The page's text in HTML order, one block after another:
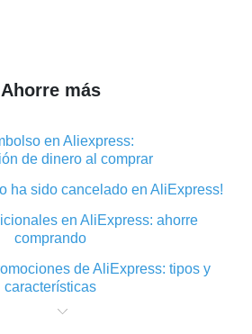
Ahorre más
en Aliexpress:
de dinero al comprar
ha sido cancelado en AliExpress!
en AliExpress: ahorre
comprando
de AliExpress: tipos y
características
«cashback» en AliExpress: